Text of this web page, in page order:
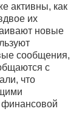
активны, как
их
новые
сообщения,
с
что
финансовой